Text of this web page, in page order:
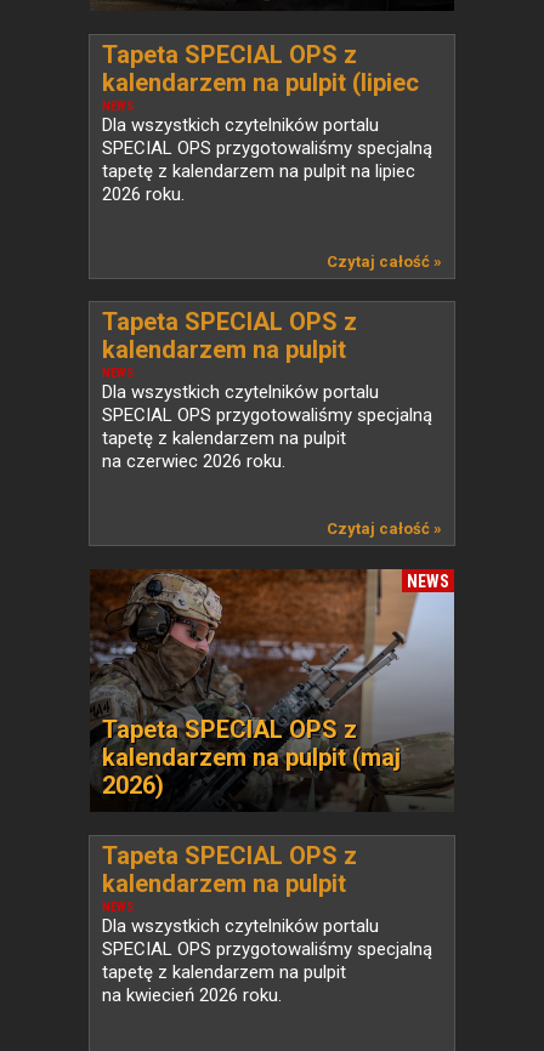
NEWS
Tapeta SPECIAL OPS z
kalendarzem na pulpit (lipiec
2026)
Dla wszystkich czytelników portalu
SPECIAL OPS przygotowaliśmy specjalną
tapetę z kalendarzem na pulpit na lipiec
2026 roku.
Czytaj całość »
NEWS
Tapeta SPECIAL OPS z
kalendarzem na pulpit
(czerwiec 2026)
Dla wszystkich czytelników portalu
SPECIAL OPS przygotowaliśmy specjalną
tapetę z kalendarzem na pulpit
na czerwiec 2026 roku.
Czytaj całość »
NEWS
Tapeta SPECIAL OPS z
kalendarzem na pulpit (maj
2026)
NEWS
Tapeta SPECIAL OPS z
kalendarzem na pulpit
(kwiecień 2026)
Dla wszystkich czytelników portalu
SPECIAL OPS przygotowaliśmy specjalną
tapetę z kalendarzem na pulpit
na kwiecień 2026 roku.